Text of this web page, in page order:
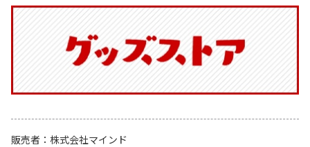
販売者
株式会社マインド